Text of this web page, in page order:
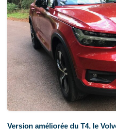
Version améliorée du T4, le